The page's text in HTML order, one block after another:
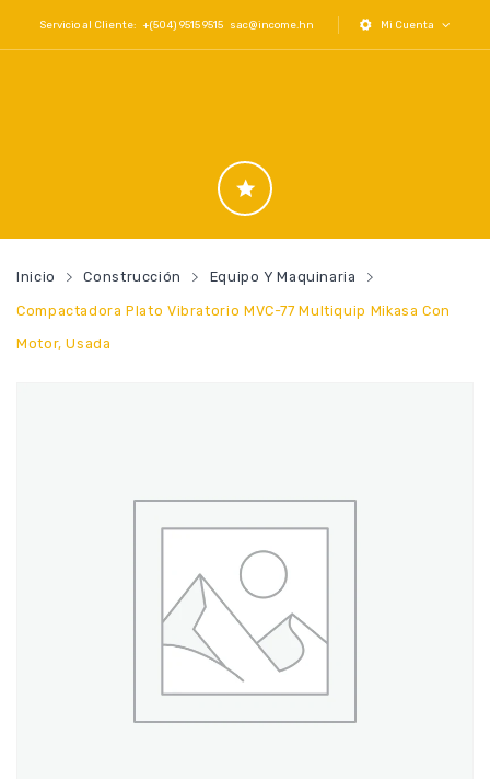
Servicio al Cliente: +(504) 9515 9515 sac@income.hn Mi Cuenta
Inicio Construcción Equipo Y Maquinaria
Compactadora Plato Vibratorio MVC-77 Multiquip Mikasa Con
Motor, Usada